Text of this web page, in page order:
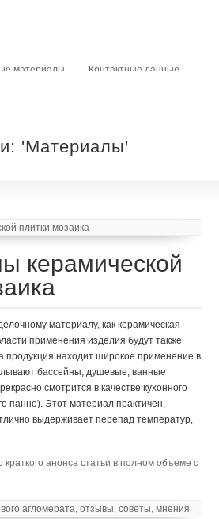
материалы Контактные данные
'Материалы'
керамической
материалу, как керамическая
применения изделия будут также
продукция находит широкое применение в
бассейны, душевые, ванные
смотрится в качестве кухонного
панно). Этот материал практичен,
выдерживает перепад температур,
краткого анонса статьи в полном объеме с